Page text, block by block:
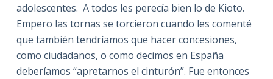
adolescentes. A todos les perecía bien lo de Kioto.
Empero las tornas se torcieron cuando les comenté
que también tendríamos que hacer concesiones,
como ciudadanos, o como decimos en España
deberíamos “apretarnos el cinturón”. Fue entonces